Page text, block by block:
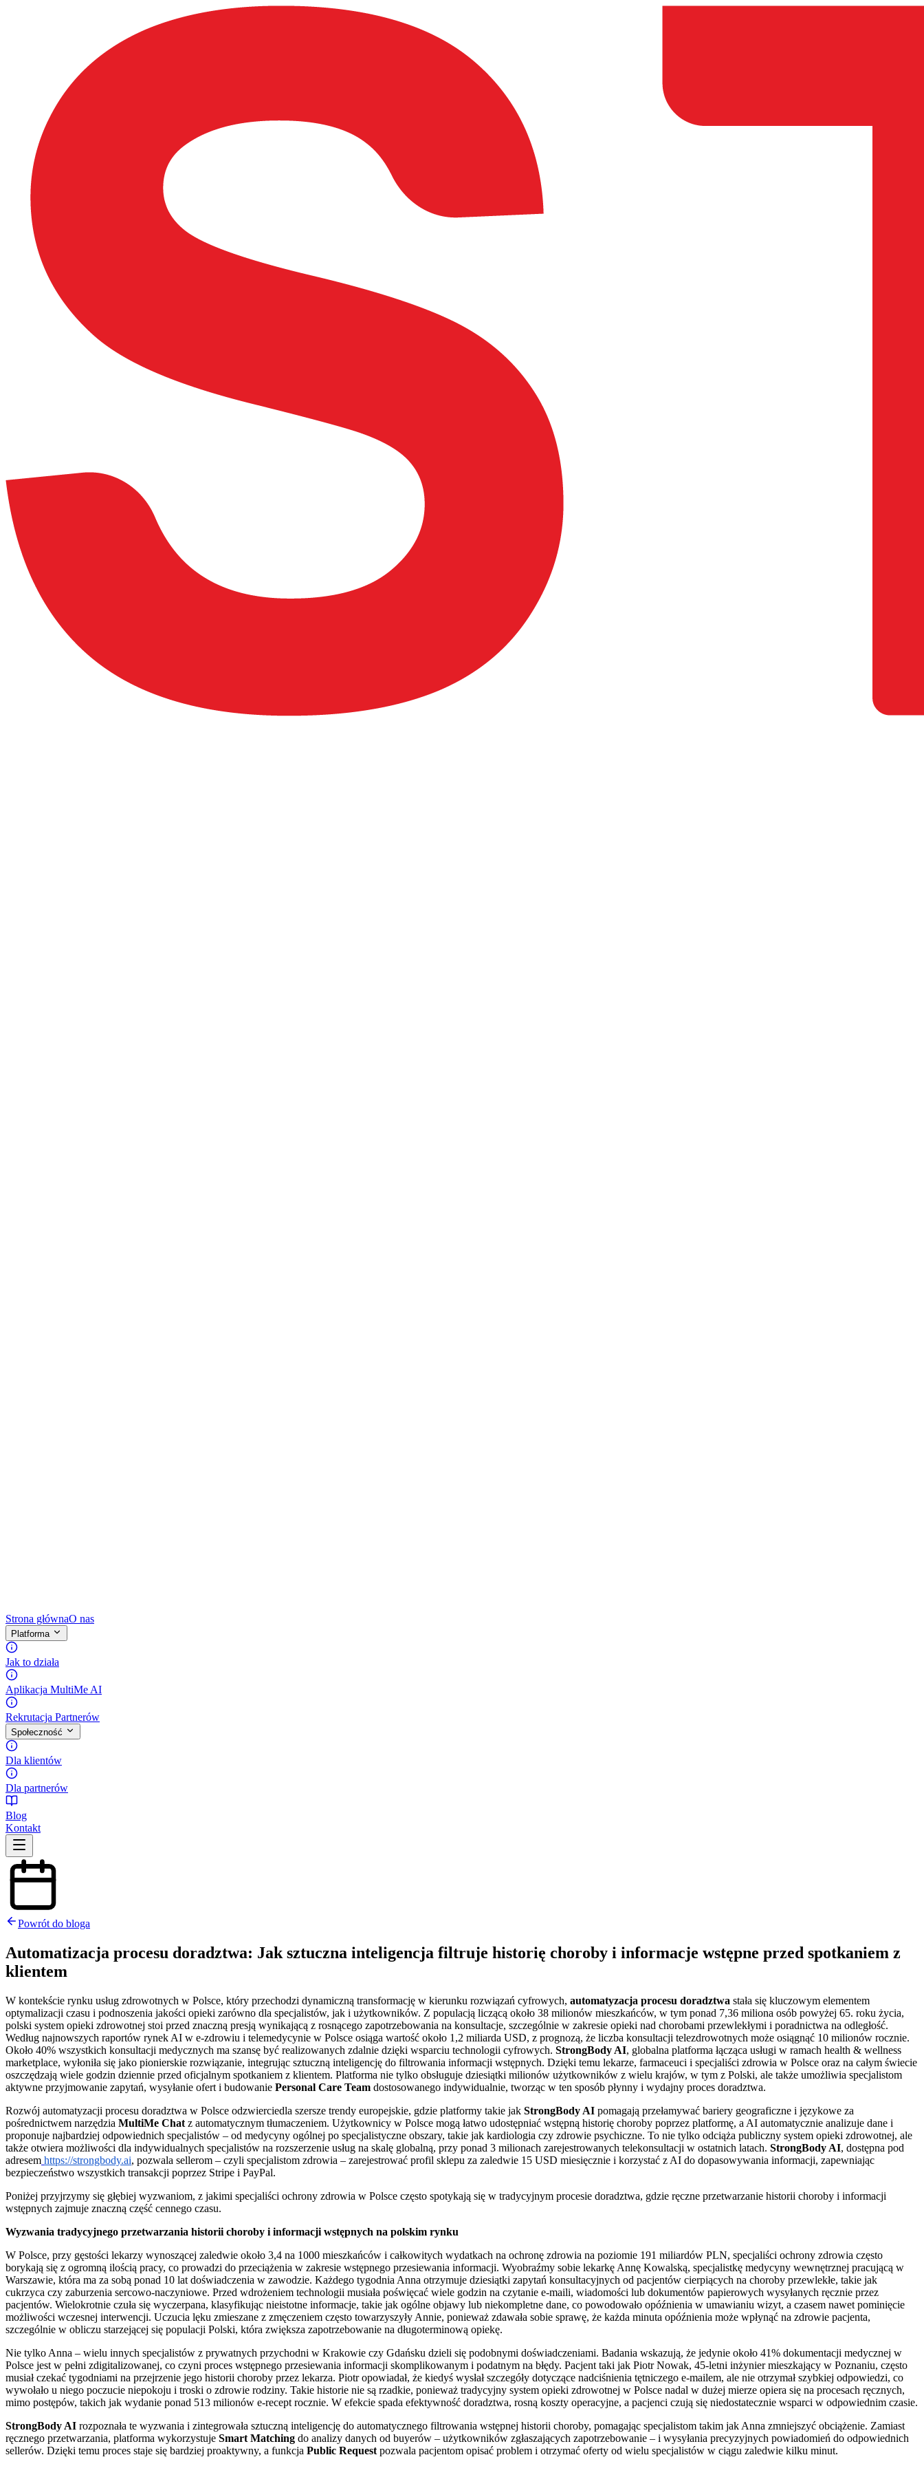
Strona głównaO nas
Platforma
Jak to działa
Aplikacja MultiMe AI
Rekrutacja Partnerów
Społeczność
Dla klientów
Dla partnerów
Blog
Kontakt
Powrót do bloga
Automatizacja procesu doradztwa: Jak sztuczna inteligencja filtruje historię choroby i informacje wstępne przed spotkaniem z
klientem
W kontekście rynku usług zdrowotnych w Polsce, który przechodzi dynamiczną transformację w kierunku rozwiązań cyfrowych, automatyzacja procesu doradztwa stała się kluczowym elementem
optymalizacji czasu i podnoszenia jakości opieki zarówno dla specjalistów, jak i użytkowników. Z populacją liczącą około 38 milionów mieszkańców, w tym ponad 7,36 miliona osób powyżej 65. roku życia,
polski system opieki zdrowotnej stoi przed znaczną presją wynikającą z rosnącego zapotrzebowania na konsultacje, szczególnie w zakresie opieki nad chorobami przewlekłymi i poradnictwa na odległość.
Według najnowszych raportów rynek AI w e-zdrowiu i telemedycynie w Polsce osiąga wartość około 1,2 miliarda USD, z prognozą, że liczba konsultacji telezdrowotnych może osiągnąć 10 milionów rocznie.
Około 40% wszystkich konsultacji medycznych ma szansę być realizowanych zdalnie dzięki wsparciu technologii cyfrowych. StrongBody AI, globalna platforma łącząca usługi w ramach health & wellness
marketplace, wyłoniła się jako pionierskie rozwiązanie, integrując sztuczną inteligencję do filtrowania informacji wstępnych. Dzięki temu lekarze, farmaceuci i specjaliści zdrowia w Polsce oraz na całym świecie
oszczędzają wiele godzin dziennie przed oficjalnym spotkaniem z klientem. Platforma nie tylko obsługuje dziesiątki milionów użytkowników z wielu krajów, w tym z Polski, ale także umożliwia specjalistom
aktywne przyjmowanie zapytań, wysyłanie ofert i budowanie Personal Care Team dostosowanego indywidualnie, tworząc w ten sposób płynny i wydajny proces doradztwa.
Rozwój automatyzacji procesu doradztwa w Polsce odzwierciedla szersze trendy europejskie, gdzie platformy takie jak StrongBody AI pomagają przełamywać bariery geograficzne i językowe za
pośrednictwem narzędzia MultiMe Chat z automatycznym tłumaczeniem. Użytkownicy w Polsce mogą łatwo udostępniać wstępną historię choroby poprzez platformę, a AI automatycznie analizuje dane i
proponuje najbardziej odpowiednich specjalistów – od medycyny ogólnej po specjalistyczne obszary, takie jak kardiologia czy zdrowie psychiczne. To nie tylko odciąża publiczny system opieki zdrowotnej, ale
także otwiera możliwości dla indywidualnych specjalistów na rozszerzenie usług na skalę globalną, przy ponad 3 milionach zarejestrowanych telekonsultacji w ostatnich latach. StrongBody AI, dostępna pod
adresem https://strongbody.ai, pozwala sellerom – czyli specjalistom zdrowia – zarejestrować profil sklepu za zaledwie 15 USD miesięcznie i korzystać z AI do dopasowywania informacji, zapewniając
bezpieczeństwo wszystkich transakcji poprzez Stripe i PayPal.
Poniżej przyjrzymy się głębiej wyzwaniom, z jakimi specjaliści ochrony zdrowia w Polsce często spotykają się w tradycyjnym procesie doradztwa, gdzie ręczne przetwarzanie historii choroby i informacji
wstępnych zajmuje znaczną część cennego czasu.
Wyzwania tradycyjnego przetwarzania historii choroby i informacji wstępnych na polskim rynku
W Polsce, przy gęstości lekarzy wynoszącej zaledwie około 3,4 na 1000 mieszkańców i całkowitych wydatkach na ochronę zdrowia na poziomie 191 miliardów PLN, specjaliści ochrony zdrowia często
borykają się z ogromną ilością pracy, co prowadzi do przeciążenia w zakresie wstępnego przesiewania informacji. Wyobraźmy sobie lekarkę Annę Kowalską, specjalistkę medycyny wewnętrznej pracującą w
Warszawie, która ma za sobą ponad 10 lat doświadczenia w zawodzie. Każdego tygodnia Anna otrzymuje dziesiątki zapytań konsultacyjnych od pacjentów cierpiących na choroby przewlekłe, takie jak
cukrzyca czy zaburzenia sercowo-naczyniowe. Przed wdrożeniem technologii musiała poświęcać wiele godzin na czytanie e-maili, wiadomości lub dokumentów papierowych wysyłanych ręcznie przez
pacjentów. Wielokrotnie czuła się wyczerpana, klasyfikując nieistotne informacje, takie jak ogólne objawy lub niekompletne dane, co powodowało opóźnienia w umawianiu wizyt, a czasem nawet pominięcie
możliwości wczesnej interwencji. Uczucia lęku zmieszane z zmęczeniem często towarzyszyły Annie, ponieważ zdawała sobie sprawę, że każda minuta opóźnienia może wpłynąć na zdrowie pacjenta,
szczególnie w obliczu starzejącej się populacji Polski, która zwiększa zapotrzebowanie na długoterminową opiekę.
Nie tylko Anna – wielu innych specjalistów z prywatnych przychodni w Krakowie czy Gdańsku dzieli się podobnymi doświadczeniami. Badania wskazują, że jedynie około 41% dokumentacji medycznej w
Polsce jest w pełni zdigitalizowanej, co czyni proces wstępnego przesiewania informacji skomplikowanym i podatnym na błędy. Pacjent taki jak Piotr Nowak, 45-letni inżynier mieszkający w Poznaniu, często
musiał czekać tygodniami na przejrzenie jego historii choroby przez lekarza. Piotr opowiadał, że kiedyś wysłał szczegóły dotyczące nadciśnienia tętniczego e-mailem, ale nie otrzymał szybkiej odpowiedzi, co
wywołało u niego poczucie niepokoju i troski o zdrowie rodziny. Takie historie nie są rzadkie, ponieważ tradycyjny system opieki zdrowotnej w Polsce nadal w dużej mierze opiera się na procesach ręcznych,
mimo postępów, takich jak wydanie ponad 513 milionów e-recept rocznie. W efekcie spada efektywność doradztwa, rosną koszty operacyjne, a pacjenci czują się niedostatecznie wsparci w odpowiednim czasie.
StrongBody AI rozpoznała te wyzwania i zintegrowała sztuczną inteligencję do automatycznego filtrowania wstępnej historii choroby, pomagając specjalistom takim jak Anna zmniejszyć obciążenie. Zamiast
ręcznego przetwarzania, platforma wykorzystuje Smart Matching do analizy danych od buyerów – użytkowników zgłaszających zapotrzebowanie – i wysyłania precyzyjnych powiadomień do odpowiednich
sellerów. Dzięki temu proces staje się bardziej proaktywny, a funkcja Public Request pozwala pacjentom opisać problem i otrzymać oferty od wielu specjalistów w ciągu zaledwie kilku minut.